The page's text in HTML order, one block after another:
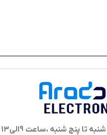
شنبه تا پنج شنبه ،ساعت 9الی13 و 17 الی 20 پاسخگوی شما هستیم